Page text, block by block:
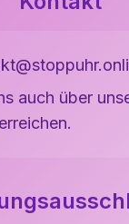
auch über
erreichen.